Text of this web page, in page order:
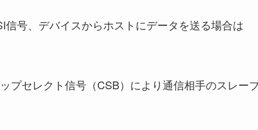
号、デバイスからホストにデータを送る場合は
プセレクト信号（CSB）により通信相手のスレー